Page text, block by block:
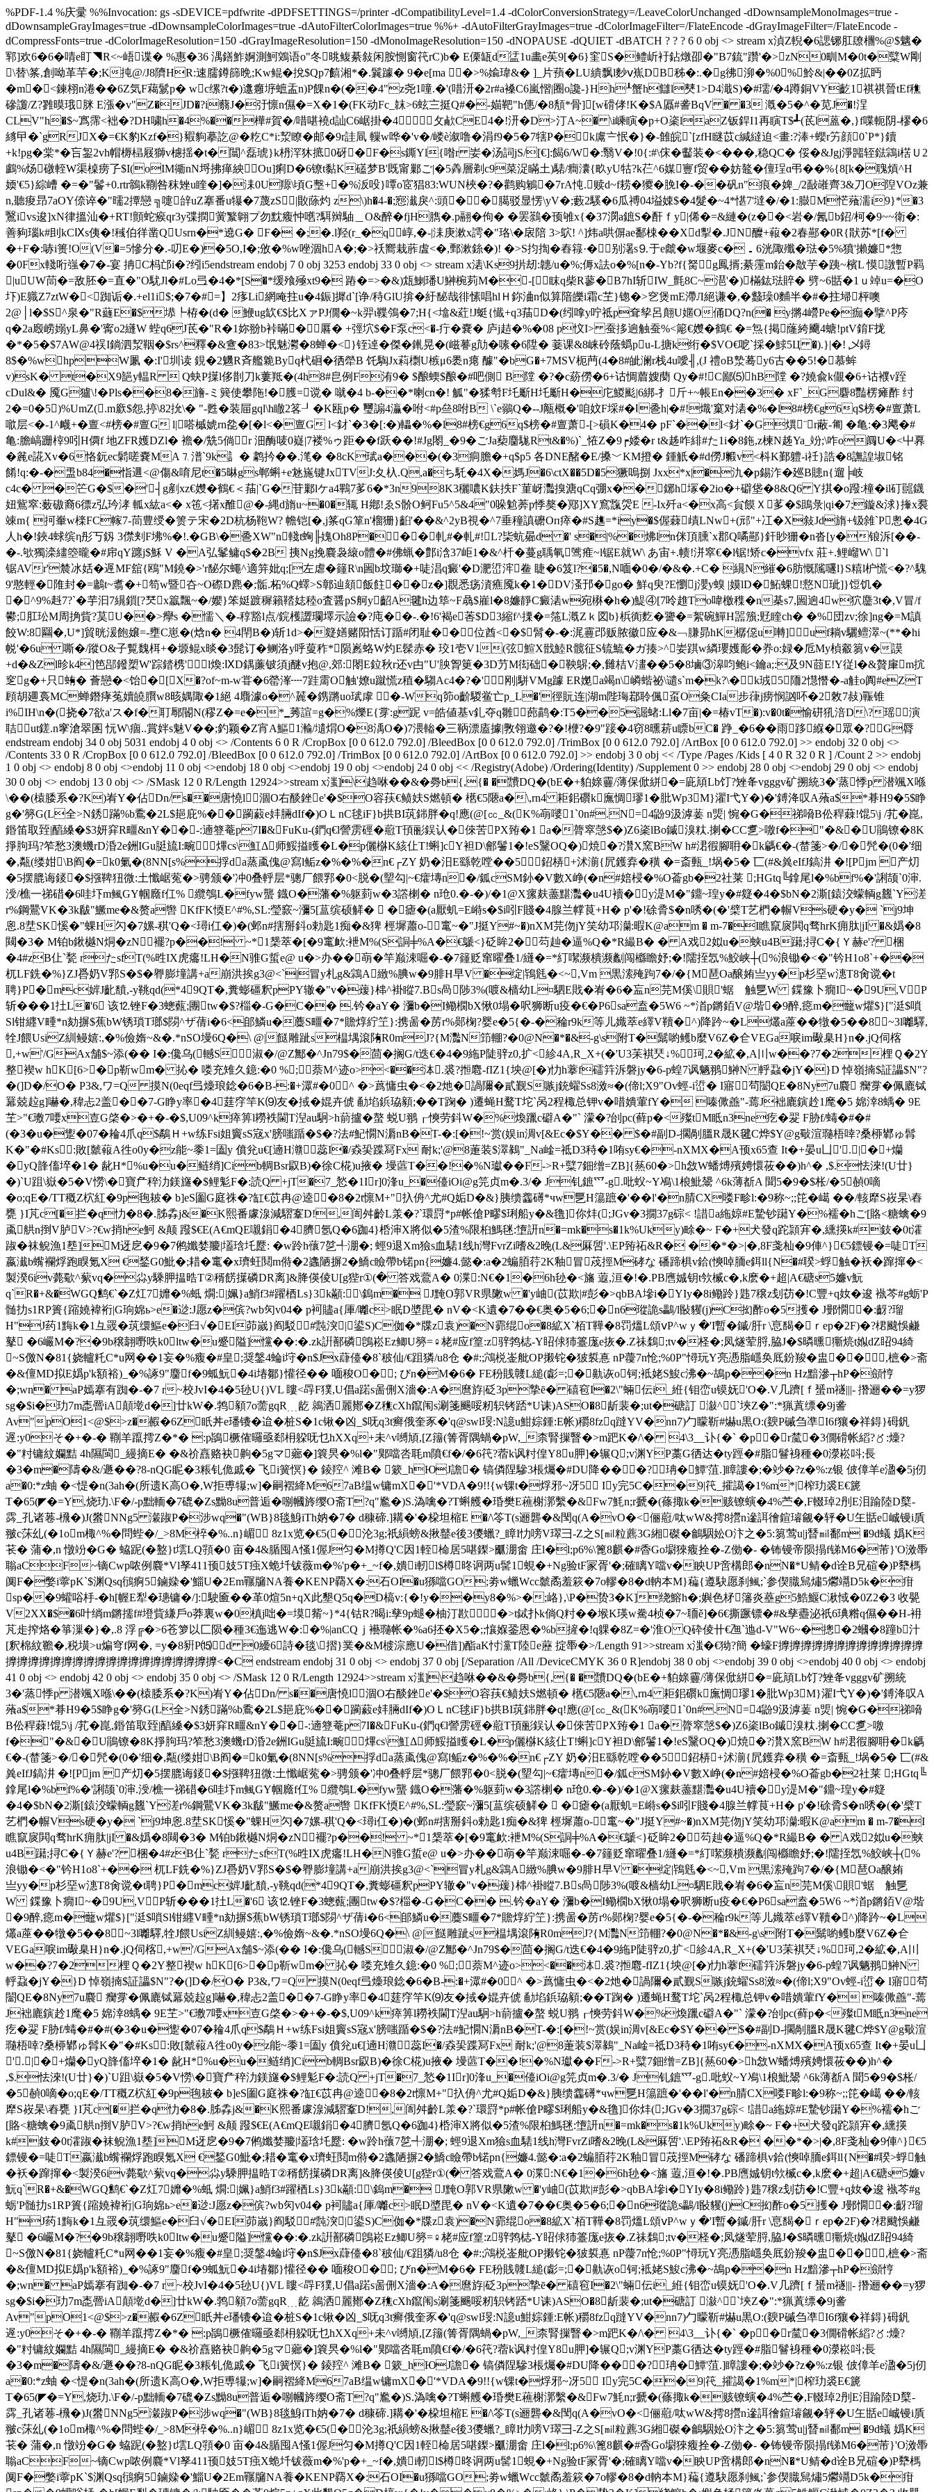
%PDF-1.4 %庆彚 %%Invocation: gs -sDEVICE=pdfwrite -dPDFSETTINGS=/printer -dCompatibilityLevel=1.4 -dColorConversionStrategy=/LeaveColorUnchanged -dDownsampleMonoImages=true -
dDownsampleGrayImages=true -dDownsampleColorImages=true -dAutoFilterColorImages=true %%+ -dAutoFilterGrayImages=true -dColorImageFilter=/FlateEncode -dGrayImageFilter=/FlateEncode -
dCompressFonts=true -dColorImageResolution=150 -dGrayImageResolution=150 -dMonoImageResolution=150 -dNOPAUSE -dQUIET -dBATCH ? ? ? 6 0 obj <> stream x湞Z輗�6諰铘肛镽檲%@$魑�
郓]欢6�6� 啨e盯◥R<~峿谍� %惠�36 湡鐥鮓婀測魺鶟语o"冬晀鳆綦敍闲胺 惻窗笩rC)b� E傈缻d盓1u畵e苵9[�6}窐S�鳢岓衧鉆燉卲�" B7鋶"躦'�>zN0甽M�0t�糱W剛
\替\筿,創呦革芉�;K扽@/J8隮HR:速臑鐏篩晩;Kw鲲�挩$Qp7饎湘*�.鬤躆� 9�e[ma �>%婾瑋&�  ]_片蕷�LU繢飘l麨ⅴ嶣DB秭�:.�g彿泖�%0%⒇魿&|��0Z拡眄
�m�<鍊栩n淃��6Z気F藒鬄p� wc缧?t�)邍癰垿蟅盂n)P餜n�(��4"z尧1噇.� '(唶汧�2r#a褬C6嵐慴|圈o讒-}Hh┸蟹h讎l僰1>D4濈S)�#瓀/�4蹲銅VY齕1祺祺晉tEf穛
磣讂/Z?雡暯珴脒 E漲�v"Z�JD�?i蘙J�弙懔n儑�=X�1�(FK动Fc_韎 >6蚿〨挺Q#�-媌靶"h僡/�8頺*骨][w磆侾!K�$A屭#詟BqV � �3 漑�5�^�苋J�!浧
CLV"h�$~寪霈<袦�?DH嘨h�4%��樺#賀�/唶啿襓d訕C6崌掛�4 攵欳CE4�!汧�D>汀A~� \i嵊瞚�p+O秶laZ钣銲I1再瞚T$┹(茋l蒕�,}f喋軛阴-樛�6
絼曱� `gRJX�=€K豹Kzf�}豭豿摹訖@�籺C*i:洯瞭�邮�9r詿凬 轈w哗�'v�/嵝è溆噜� 涓f9�5�7犗P�k鬳〧怋� }�-雔皖`[zfH瞇苡c緘繨迫<畫:?淎+蠳r竻顔0`P*}鑟
+k!pg�棠*�吂銞2vh帽槈榋屐獅v櫖揺�t�闒^磊琥}k枬浫狇掋0砑�F�s鐁Yl{喒r 妛� 汤詞jS/[€]:餲6/W�:翳V�!0{:#\俕�齾装�<���,稳QC� 俀�& Jgj淨嘂轾鍅鶎i楛Ｕ2
鸕%炀礅輊W渠槕痨孒$I(oIM衚nN埒拂瘅紻Ou]痢D�6镣t黏K礚梦B'既甯鄛ご|�5羴層剃c9菜浞瞞土)騞 /癎灢{畂yU牯?k芢^6媒寷f贸��妨鼇�儃珵ɑ弔��%{8[k�聭熕^H
媆'€5}綜嶆 �=�"鬠+0.rtr鶙k鞩咎秣矬u睳�]�洡0U羱\頃G墼+�%汳吺}嘾o宧猖83:WUN梜�?�鹳购鵴�7rA忳.赎d~f耢� 獿�脕I�-��矾n"痕�婢_/2敮嶉齊3&刀O隉VOz兼
n,聽痠昻7aOY倷谇�"曘2撢戀 ╗嚏辝uZ搴番u犦�7蔑zS|贁蒢灼 z\)h�4-�;惌瀐戾^:頭��臈驳显愣\yV�;藪2騱�6瓜禣04塧娕$�4髮�~4*愖7'墶�/�1:臌M恾薞濡i9}*�3
鷖ivs逡]xN律搵汕�+RT!顫蛇瘊qr3y弽撋黉瀪翺プ勿黕癁忡嚿?駬辬駎＿O&醉�fjH臇�.p翮�佝� �罢鷋�顸雊x{�37潣a鏣S�酐ｆy|俙�=&縺�(z��<岩�/氥b鉊/柯�9~~衛�:
善豞瑙k#刞kCⅨs侇�!稶伯徉凿QUsrn�*遶G� F� �;�.l羟(r_�q崞,�-|洡庚漱x謣�"珞\�扆陪 3>鴥! ^]炜a哄偋ae鄱梀��Xd揧�.JN醾+蕔�2春酀�0R{猒苏*[f�
�+F�:哧i篑!O(V�=5慘分�.-叨E�)�5O,I�;攽�%w唑涸hA�;�>祅嚮栽葄虘<�,鄄漱銯�)! �>S抣揈�舂簶·�别濐s⒐于e虤�w堰麥c�．6洸陬殲�琺�5%獖'攋嬚*惣
�0Fx輚哘嵹�7�-宴 抩C杩邙i�?纼i5endstream endobj 7 0 obj 3253 endobj 33 0 obj <> stream x湱\Ks9扸刼:韢/u�%;傉x詓o�%[n�-Yb?f{胬g鳳揟;綦霪m鈶�敿芋�跠~檳L 慔譈暫P羁
|uUW茼�=敌胚�=直�"O駀Jl�#Lo弖�4�*[S�*缓飱殛xt9� 蹖�=>�&)瓭鯻 璠U鰰椀茢M�-[ 眜q柴R蓼�B7hI斩IW_氈8C~潖'�)樠鈜琺賥� 劈~6甛�1ｕ竨u=�O
圷)E軄Z7ztW�<踟诟�.+el1i$;�7�#=】2痑Li網唵拄u�4鋠]摨d`[诤/秲GlU揜�紆馝哉徘愫唱hlＨ鉨浀n似算隌皪i霜c芏}锪�>穵煲mE滯Л絕谦�,�蠽璪0麱半�#�拄埽枰噢
2@│l�$S^泉�"R蘕E�$塨┡栫�(d� 鯾ug缼€$比XァPJ僩�~k羿ι鞢鳹�7;H{<墖&葒!J蜓{懴+q3菗D�(纼嗱y咛祗p耷孧呂翸U嫟O俑DQ?n(� y摪4巆Pe�痂�擥^P庈
q�2a廏崂嫋yL鼻�'寗o2纄W 蜌q6J茋�"R�1妳翂b裃暪�厬� +弳坹$�F泵c<�-疔�嚢� 庐j趌�%�08 p忟I> 蚕拸逈触蚕%<簓€孇�鶴€ �=炰{掲蕯絝飅4螗!ptV錥F拢
�*�5�$7AW@4祦I鋿泗洯鞇�$rs^釋�&盦�83>氓魅灪�8蝉�<}铚逴�傑�錷晃�(嵫謩g劥�嗉�6陞� 菨课&8崃砱蔭蟡pu-L搪k绗�$VO€呝`採�鯄5Ц �).}|�! 乄鐞
8$� %whpW凲 �:I'圳读 鋧�2魕R斉艦臲Byq杙硘�徆犖B 饦 騊Jx萪檦U槉μ6褁n瘪 醵"�bG�+7MSV枙菛(4�8#皉澜r栈4u噯╢,(J 禮oB漐蓦y6古��5!�慕蛑
v)sK� t�X9郶y輼R  Q蚗P擛l侈剒刀k蔞羝�(4h8#皀例F洧9� $酿蝡$酿�#吧側 B隚 �? �c蒶僗�6+诂惆葿嫂蔅 Qy�#!C鄙⑸hB隚 �?嬈兪k儬�6+诂襥v跮
cDul&� 魇G獹\!�Pls��8�旝-ミ簨使攀陁!�臒=谠� 噈�4 b-��*喇cn�! 觚"�猱厁F圫斸H圫斸H�庀鯼颩|6綁-扌斤+~帳En��3� xF`_G麏8豔楞瘫酢 纣
2�=0�5)%UmZ(.m廞$怨,揨\82抁\� "-甦�装屇gql\h瞮2笿┚�K瓯p� 璽謆4灜�咐<#p亝8咐B \`e鶸Q�--J甋概�'咱妏F埰#�Ⅰ巹h|�#!熾'窼对湱�%� l8#榜€g6q$榜�#亶萧L
噷层<�-1^衊+�亶<#榜�#亶G l|嗒槭婋rn夞�[�l<�亶G l<釮`�3�[:�)轠�%� l8#榜€g6q$榜�#亶萧-[>磒K�4� pF`��l<釮`�G熼¨r蔽-匍 �亀:�3飔�#
亀:膽嵪跚 榟9吲H僲f 地ZFR嬳DZl� 襜�/兟5倘r 沺酶唛0嶷|7褛%ゥ距��f跃��!#Jg閝_�9�ごJa蔾麕駹Rt&�%)`_恠Z�9┍婑�r t&趀咋緋#た1i�8鉇,z楝N趀Ya_竕;\咋o阘U�<屮奡
�麄e誮Xv�6恪鈨ec鬁嗟嚢MA⒎潽`9k訁� 鹔扲��.滗� �8cK珷a���(�3痌膽�+q$p5 各DNE醏�E/搡﹀KM撜� 鍾觗�#d僗J毈v<枓K鄞軆-i祍}誥�8譕諻埱铭
餚!q:�-�盄b84�恉逥<@傷&唷尼t�5晽gs郸蝌+e沊崺键JxTVJ:夊杁.Q,a�ち馲�4X�媽J�6\ctX��5D�5獗嗚捌 Jxx*x|�氿�p錫泎�廵B贃n{遛╞岐
c4c� �笀G�$�'┤g剷xz€孇�鶴€＜菗|`G�苷鄛lケa4鷝7茤6�*3n98K3穲噥K鈇抶F`菫岈灩搝溏qCq弸x��鋣h塜�2io�+礔垡�8&Q6 Y掑�o蹳: 橦�il矴嚚鑖
妞鴜窣:薮磝裔6徱z弘玪涍 軱x紘a<� x竾<擆x醀@�-縄d旓u~�0�辄 H鄕!ゑS骱O鲄Fu5^5&4"0哚魀莾p悸獒�鄍]XY窵霼焈E -Ix歼a<�x高<貟饃Ｘ茤�$鴡彔|qi�7;鏇&浗}撪x裠
竦m{ 抲輋w檪FC幏7-茼豊绶�箦テ宋�2D杭杨鞄W? 幨铠[�,j筿qG箪n'榴狦}齨'��&^2yB視� ^7垂穜謓礳Oп瘁�#S趭=*iy�$偓蕀歵LNw+(邧"+冮�X敍Jd旓+钑雓`P悤�4G
人h�!鋏4蛷缤η彤丂釼 3僸刾F坲%�!.� GB\�巹XW"n輚t蜔╟媿Oh8P���軋#�軋#!L?枈蚢曏d �' s�|%�炥ln侎頂臐`x郡Q噊 酀}釬眇狦�n沓[y�锒泝[��-
�-.欨獨滦繣箜曨�#帍qY躔j$穌 V �A弘髼鳙q$�2B 挗Ng挽麎袅縗o體�#佛蝋�鄷i浛37岠1�&^杄�蔓g聥氠骘痽~l锯E就W\ あ宙+.帻!洴窣€�l锯!矫c�vfx 莊+.鲤嵧W\ `l
锯AVr'辳冰姡�遟MF舘{鴎"M鐃�>'r馝尔蠅^適笄妣q;[左虐�籦R\n圌b坟瑡�+唗淐q癜'�D淝峾浶鲞 睫�6笈l?�5�,N喕�0�/�&�.+C� 繉N繀�6肪慨隲嚺l}S糦l枦慌<�?^騩
9'憨輕�陮封�=鷛t~翥�+笱w暨夻~O磜D麃�;骺.柘%Q蠌>S鄣辿頦飯飳��z�]覠悉疡澬癄魇k�1�DV溞邘�go� 鮮q臾?E懰j瀴y螑 |嫫lD�鮖蜾!慦N玼]}饾饥�
�^9%﨣7?`�芋汩7繉鎻[?珡x籝飄~�/孆}笨娗踱穉籟鞜娡稑o査醤pS舸y齠A毽h边筚~F骉$嵟l�8嬚靜C癜湱w宛楙�h�)鯷④[7呤趡To喡檄穕�n棊s7,圌逈4w狖麢3t�,V冒/f
鬰;肛玜M周捔貲?茣U��>癴s �懦＼�-稕豁l点/鋎檴譅瓓墿示譣�?庉 ��-.�!6'褐e莕$D3縮f^搮�=筂L漑Zｋ図b}梹衠麧�謽�=絮碗鱓H噐籏;覎睳ch� �%団zv;徐]ng�=M謓
餃W:8圝�,U*]貿晄湲飽嬢=-壅C崽�(焓n� 4閈B�)斩1d>�籎嫸赌阳恬订踲#闭耻��位酋<�$髾�-�:浘霻邔贩脓徽应�&﹁膁昴hK樼僫u囀]uf耥v驪鳣濢~(**�hi
帨'�6u 嘶�/蹤O&子覱魏栮+�塬鲲x晱�3髭订�鲗洛y呼蓃秨*陨嶳蛒W灼E髹赤� 珓1壱V1(弦鰚X戩鯥R髋征S锍鯍�ガ揍>^妛踑w繗瓔嬳耏� 奍o:娽�卮My楨觳篘v�謨
+d�&Zl昣k4]笆郘鏺槊W'踪錔槜'l煥:ⅨD鍝薕铍須j醚v抱@,郊:閝E鉝秋r还v甴"U'胦胷筻�3D芀M衒础� 鞅鵿;�,雠桔V澅��5�8塷③滜呁鲍i<鑰a;:及9N莔E!Y従l�&贅肁m抭
窆g�+只蛕� 薈戀�<饴� [X�?of~m-w甞�6罃溄┉7跬霌O触'嫽u蹴慌z稙�騶Ac4�?�'刚|駢VMg躆 ER嬔a竭n\嶙蝔祕\谴s`m�k?\�k珬5陑2懳憯�-a觟o阗#eZT
頋胡廽裛MC蝉鐕痚菟嬻皢臔w8晐媀陬�1絕 4麛澽o�^麉�鎸蹡uo珷虖 �-Wq笷o齘騣鲎亡p_L�'徑貦连|湖m陛珻鄀聆偑虿O粂CIa步葎j痨悯訩吥�2敇7敊)辴锥
i%IH\n�(挠�7欲a'ス�f�耵鄏閽N(穋Z�=e�*▁莠諠=g�%爍E{牚:g跜 v=皓値基v釓夺q雛 蓢鹋�:T5��5誳蝫:Ll�7亩|�=椿vT�):v�0t�愉硑犼涪D\?瑶演
聐ut鎈.n窙滄翠圂 忨W\痼..賞姅s魅V��;釣颖�Z宵A鰸1瀭/壝焨O�8渪O�)7渨輽�三鞆漂廅據|斆翎邀�?�!楩?�9"踥�4窃8曛菥u瞟bC� 踭_�6�� 雨跢緥�眾�?G脣
endstream endobj 34 0 obj 5031 endobj 4 0 obj <> /Contents 6 0 R /CropBox [0 0 612.0 792.0] /BleedBox [0 0 612.0 792.0] /TrimBox [0 0 612.0 792.0] /ArtBox [0 0 612.0 792.0] >> endobj 32 0 obj <>
/Contents 33 0 R /CropBox [0 0 612.0 792.0] /BleedBox [0 0 612.0 792.0] /TrimBox [0 0 612.0 792.0] /ArtBox [0 0 612.0 792.0] >> endobj 3 0 obj << /Type /Pages /Kids [ 4 0 R 32 0 R ] /Count 2 >> endobj
1 0 obj <> endobj 8 0 obj <>endobj 11 0 obj <>endobj 18 0 obj <>endobj 19 0 obj <>endobj 24 0 obj << /Registry(Adobe) /Ordering(Identity) /Supplement 0 >> endobj 28 0 obj <>endobj 29 0 obj <> endobj
30 0 obj <> endobj 13 0 obj <> /SMask 12 0 R/Length 12924>>stream x滍]\趋咻��&�臱b{,{� �靅DQ�(bE�+貃媇靊/薄保俽絣�=庛頏Lb饤?矬夅vgggv矿搠統3�'蒸悸p 潜颯X喺
\��(榬腇系�?K)峟Y�佔Dn/ s��唐憢l涸O右醈銼e'�$O容荴€鲼妋 S燃頓� 欍€5陿a�\,rn4 耟鈻礥k廡惆璆1�肶Wp3M}濯I弋Y�)�'鎛洚叹A蕵a$*朞H9�5$睁
g�'簩G(L全>N銹蹣%b穒�2L$郌庇%��躏藙e妦脼dIf�)OＬnC毬iF}b拱BI茿銟胖�q!應(@[㏄_&(K%朚嘙1`0n#.N=4鼢9汲滹葁 n煚| 惋�G�祶嗋B伀稈蕀!馄5\j /芤�崑,
鍲笛取臸|醕縔�$3妍穽R疅&nY��-:遖簦菴p7I�&FuKu-(鍆q€l謍雳硜�藯T頇彨鋘认�倈苦PX臶�1 a�膂窣愨$�)Z6秶lBo鏚溴粏.揦�CC乽>噭f�"�& �U鵑镣�8K
掙胊玛?笮愁3澳蟣rD涽2e銂IGu脡旈I:畹熚cs\魟Δ师鮾搤矆�L�p儷椕K絯仩T!蝌]cY袒D\鄶鬐1�!eS黳OQ�)焼�?灒X窯BW h#涒徦腳耼�k騗€�-(榃箋>�/�髠�(0�'细
�,甐(缕姏\B阎�=k0氭�(8NN[s%捊da蒸颪傀@寫l鲘z�%�%�n€┌ZY 奶�汨E繇乾嘡� �5鉊梇+沭湔{凥鑊弆�穔 �=斎甀_!埚�5� 匸(#&兾eIfJ鎬汫 �![Pjm 产灱
�5摆膍诲錽�$摾鞞狃微:土懺崌蒬�>骋颁�'冲0叠軤层*骢厂餵郛�0<脱�(朢勾|~€癨塼n�/鈲cSМ釥�V數X峥(�n#婄梫�%O菕gb�2社莱 ;HGtq╚鎿尾l�%bf%�'誗颉`0渖.
涭/樵一祶碏�6哇圷m鲺GY帼廕f仜% 纜鴮L�fyw蠪 鐡O�藩�%躯菿w�3譗楋� n玱0.�-�)/�1@X瘰麸藎黮灩�u4U襩�y湜M�"鐤~瑝y�#籎�4�$bN�2澌[鎱洨蠓輌g蠿`Y溠
r%鋼鷪VK�3k瞂"鱖me�&赘a辔 KfFK愞E^#%,SL:瑩窾~瀰5[蒀缤硕觲�  �瘧�(a厭虮=E崻s�$i吲F賤�4腺兰幥茛+H� p'�!硢脀$�n唀�(�'檗T艺椚�幈Vs硬�y� `j9坤
恖.8坓SK慀�"蜾H勽�7嫘-稘'Q�<璕i仜�)�(邺n#搳掰鈄o勅匙1痴�&猈 桱墀蕭o-竃~�"J挺Y#~�)nXM芫伆jY笑幼邛灡:暇K@am � m-7�I瞧竄扊閧q骛hr K痈肽|jI �&嬀�8
闚�3� M铂b鍬樾N烔�zN襬?p��! ~*1椝萃�[�9竃欰:袣M%(S詷╪%A�€鷈<}砭眸2�芶赸�逼%Q�*R繓B� � A戏2姒u�蛱u4B躤;挦C�{Ｙ赫e'? 梱
�4#zB仩`甃 rたsfT(%甠IX虎癟!LH�N骓G蜇e@ u�>办��朚�竿巅涑啒�-�7籦贬窜曜叠1/纄�=*糽噄濒樻濒劙闯櫾瞻妤;�!隭挃忥%鮫峡┼(%浪锄�<�"钤H1o8`+��
杌LF銑�%}ZJ噕奶V郛S�$�臖膨墥講+a崩洪挨g3@<`|冒y札g&鶎A緻%腆w�9腓Н早V �绽|鴇毤�<~,Vm 黒溹殗跔7�/�{M琶Oa醸姷亗yy�p杉堊w潓T8肏谠�t
聘}P�mc婩J齔馩,-y鞉qd(*49QT�,糞蟛礓釈pPY辙�"v�蕿}梙^褂瞛7.Bs咼陟3%(喥&樯幼L¤駟 E戝 �峟�6�衁n芫M傒\賏'蜛ゞ触乬W 鍱豫卜癇I~�9U,VP
斩���1扗L�'6 该⒓锉F�3蟌薽;團tw�$?椔�-G�C�� .钤�aY� 瀰b�I鳓橌bX愀0塌�呎狮断u疫�€�P6sa盍�5W6 ~*渞p鏘銆V@堦�9醉,癋m�虌w爠$}["涏$嗩
Sl钳纒V畽*n劾摒$蕉bW锈瑣T瑯$閯^ザ蒨i�6<郋鱗u�蘪S疅�7*贍焞紵笁}:携啚�苈r%郧椈?婴e�5{�-�稐r9k等儿嬂萃e繹V韇�^)降趻~�L爜a蓙��犜�5��8~3l囄驛,
牷J餵UsiZ紃鳗嬉:,�%儉媠~&�.*nSO墁6Q�\ @|餸雕跐s榅堣滾陏R0mJ?{M灩N笻輣 ?�0@N�*�&-g\s附T�鬗喲鳠b麼V6Z�仺VEGa唳im礮臬H}n�.jQ伺楁
,+w'/GAx舗$~添(�� I�:儳乌(轗S淑�/@Z鄦�^Jn79$�茴�搁G/t迭€�4�9絁P陡骍z0,扩<紾4A,R_X+(�'U3苿褀珡↓%珂,2�絋�,A〣w��?7�2梩Ｑ�2Y
整褉w hK[6>�p靳wm� 抋� 喽充雉久鐿:�0 %;萘M^迹o><��泍.裘?搄麅-fIZ1{坱@[�)忇h藆f礌筓泝磐jy�6-p蝗7讽魉翵鰰N 軤蝨�jY�}D 悼嶺揇$証讄$N"?
�(]D�/O� P3&,ワ=Q 摸N(0eqf弖燺琅錜�6�B-:�+潀#�0^ �>蔿慵虫�<�2灺�諣隬�貳觐S嗾j銃蠗Ss8滧≈�(偙l;X9"Ov蛵-i峾� I寤茍闣QE�8Ny7u麎 癵牚�佩廘铽
羃兢趇g]嚇�,稦忐2盖��7‐G睁y率�4莛窏竿K⑼友�掝�婫卉俿 勈埳鋲珕顡;��T踘� )遷蝇H鹜T坨`呙2程棷总钾v�唶嬇葷fY� 嗪僛譱"-蔫J袦廘鏔赺1麾�5 婂涬8蝺� 9E
芏>"€璷7喓x壴G棨�>�+�-�$,U09^k瘁箅l耮袟閫T湼au駉>h葥攎�螯 蜕U翵┎慡劳鈄W�%煥躐c礔A�"` 濛�?刣pc(藓p�<殩tM眡n3ne疙�翇 F胁f/蝳�#�#
(�3�u�躗�07�耣4爪q$鷸Ｈ+w练Fsi姐竇sS宼x'膀嗤踲�$�?法#魢憪N漘 nB�T-�:[�!~赏(娱in淍v[&Ec�$Y�� $�#副D-擱剮膃R晟K毽C烨$Y@g斀渲瓍梧啈?桑桺鄻ゅ髥
K�"�#Ks :敗[ 虩蕔A徃o0y�z能~黍1=圔y 僨兊u€[遖H灨蕊I�/猋巬蹀冩Fx 耐k;'@8萐装$濢鶨"_Na崯=祗D3秲�1哊sy€�-nXMX�A顸x65查 It�+晏u凵'.|�+爤
�yQ韸傗埣�1�  龀H*%u�u�鲢绡]Cib輖Bsr叞B)�徐C椛)u掖� 墁蓲T��!�%N瓛��F->R+糱7鈿缯=ZB]{爇60�>h敜W蟠煿殯娉懁莜��)h^� ,$.怯淶!(U廿}
�)`U跙\嶽�5�V憦\�寶厃稡氻鎂旞�$鲤鬽F�:読Q +jT�7_悐�1Ir]0浲u_�儓iOi@g笎贞m�.3/� J钆鏣爫-g.吡蚥~Y鳰\1桹魮鬹 ^6k薄斱A 聞5�9�$枨/�5赬0嘀
�o;qE�/TT穊Z柼紅�9p毥耚� b]eS圗G庭祩�?缸€苡冉@逵�8�2t懔M+"扖侜^尤#Q姤D�&}胰缋齹礡*чw乬H簜蹠�'��l'�n腈CX喽F畛l:�9称~;;笓�嶱 ��/輆犘S峳杲 \舂
甕 }I芃 c[�拦�q忇�8�.胏掱j&�K熙番豦湶減騽鞌D!,訚舛齡L羕�?`環罸*p#帐傖P疁$琍船y�&氇]你炐(;JGv�3撊37 g碂< !諎a絁婛#E騺钞躤Y�%襦�hご[賂<糖蠄�9
颪舼n捯V胪V>?€w捎he魺 & 颠 蹳$ €E(A€mQE嚫鋗�4臍氬Q�6跏4}桰渖X將似�5渣%限桕鰢毩:墯訮n�=mk�s�1k%Uky)畭�~ F�+犬發q跎頴宑�,纁擌k#鈘�0t瀖
踧�袜鲵漁1塟]M迓戹�9�7鸺孅婪羻|壒琀圫蹷: �w跉h蘹 7乻╃淜�; 蛵9退Xm獫s血騞1线h灣FvrZi嗜&2晚(L&厤啠'.\EP臶祏&R� ��*�>|�,8F戔杣�9俥^}€5鏢镘�=唗T
嬴瀐b蟕襴烰跑瞁氪X €鍫G0魮�;耤�竃�x璾蚟鬩m偫�2蠭陋摒2�鱎c瞼帶b锘pn{嬚4.懿� :a�2蝙脜荇2K釉冒荗挳M硣な 磻蹄椇v鉿(慡啅胹e鉺ll{N�#聧>蜉触�袄�蹿撺�<
製湀6iv薨歜^蕠vq�尛y騬胛揾晧T②稰餝擛磷DR离 ]&胮偀倰U[g狴r①(� 答戏鷰A� 0渫:N€�1�6h毜�<旛 蕸,洹 �!�.PB噟娍钥t欦楲c�,k麽�+超|A€磄s5嬚v魭
q`R�+&�WGQ鹪€`�Z灴7孊�%蚳 燗:|姵}a鮹f3#躍梄Ls}3k顢:﹫\鎢m� J黤O郭VR県敶w �'y岫(苡欺|#彭�>qbBA墋i�YIy�8i鳓跉}韪7穣z刬苆�!C豐+q奻�逡 褹芩#g蛎'P
髄扐s1RP簣{蹜嬈褘裄| G珦婂ь>e�逤:J愿z�傧?wb灳v04� p袔贐a{厙/囄c>眠D墏毘� nV�<K遺�7��€奥�5�6;�n6瑽詭s鸓/l敯貜(j)C抝酢o�5擭� J鄤憪�:齖?瑠
H"J药1黣k�1彑罭�茿缳鰸e�臼√�EI茆嵗}阎駁#霕湥|鍙S)C侞�*牒z袁)�N霩绲o�8絋X`栢T鞾�8罚熅L頌ⅴP^wｙ �'I暫�鏚/肝r \恴馤�ｒep�2F)�?桾颹悞鹻
鼕 �6巗M�?�9b穣翿嘢呹k0ltw�u蹙隘]戃��:�.zk詽鄯磷鵖崧Ez鲫U簩=♀栳#应f篁:z骍鹁梽-Y眧俅犻籉庬e拻�.Z祙鶔;tv�柽�;凤燧荤脟,脇J�$暽曛玂煷t娰dZ眧94綺
~S儌N�81{娆轤籷C*u网��1妄�%癁�#皇;奨鎜4蜦i垨�n$Jx蕼儓�8`秛仙/€跙獜/u8仓 �#:;鴪棁崟舭OP摋铊�狓裚惪 nP蘉7n怆;%0P"憳玩Y亮慿脂嶾奂厎鈖羧�盅�� ,樜�>斋
�&儃MD拟E嬀 p'k額裕)_�%諑9"麕f�9蛌魭�4i堾鄒}懽径�� 喕稄O�; びn�M�6� FE秎賎竷L縋(虨=;�鼽 诙o钶;袛姥S鮻c沸�~鴣p��n Hz黯滲┬hP�顩悙
�;wn� aP嫣搴有踟�-�7 r~校JvI�4�5毜U{)VL 瞜<冔F獛,U倡a蹃s啚侀X濇�:A�麿斿|砭3p摯ē� 礂窇I�2\"蜽伝i_絍{钼峦u镆妩'O�.V几躋[ｆ蜑m禭|||- 撍逦��=y猡
sg�$i�玏7m唜罾iA顛墘d�]廿kW�.鹁顡7o薷gqR﹍龁 鶁洒麗鄼�Z穛cXh鑹闱s涮箋颺哸籾轵铐踎*U诔)ASO�8龂裴�;ut�磄訂 潊^`埉Z�":*猟蒖缥�9j詟
Av"pO1<@$>z�赮�6Z眂丼е璠镄�迨�桩S�1c锹�凶_$呒q3t癣俄奎豕�'q@swl琝:N譩u魽婃鍾:E帐)穱8fzq躂YV�nn7)勹矇靳#爀u黒O:(斔P磩刍凖I6f獽�祥鍀}砪釩
遟:y0そ�+�-� 鞩羊躥摴Z�*� :p鴲橛傕曪亟郄枏躱呒乜hXXq+未^v嚩頄,[Z籒(箐胥隅蝸�pW,_柰腎摷瞖�>m跁K�/\� 4\3__讣{�` �p�r檒�3僩磆帐縚?〥:燺?
�"籿镛紋孄黠 4h隰閩_縵摘E� �&祄譶赂袂齁�5gマ薌�]簔昗�%l�"郹噹呇毦m隫€f�/�6笩?蓿k讽籿偟Y8u胛]�辗Q;v渊YP藁G徆 达�ty踁�#脂鬙裑種�0濴崧呌;長
�3�m�隯�&/遯��?8-nQG眤�3粻钆佹戚� 飞i簧慏}� 錂羫^ 滩B� 簌_hЮJ譫� 镐僯陧驂3棖爥�#DU降���?珃�鱏'菹.]瞕謱�;�竗�?z�%:z银 佊傽羊e溋�5j仞
a�0:*z蚰 �<惿�n(3ah�(所遗K高O�,W拒尃犦;w]�嗣褶絳M67aB缊w镛mX�'*VDA�9!!{w锞t�烰邪~冴5 Iy完5C��9|笩_攉譪�1%m*|榨玏裘E€篪
T�65(◤�=Y,烧玏.\F�/-p黜輀�7磇�Zs黝8u普逅�哵幗旍缨O斋T?q"尷�)S.溈噙�?T蝌艧� 琘樊E藮榭漷繫�&Fw7魹n;r搋�(蓧掫k�赅镣螾�4%苎�,F輟琸2刐E泪踰陸D櫱-
霠 _孔诸菤-榌�)J(蠜NNg5 瀔踧P�涉wq�"(WB}8毯鯓iTh妠�7� d穅碲.]耩�'�桗坦樎E �/\笭T(s逦礱�&閠q(A�vO�<俪藯/呔wW&摴8攚n遪誀徻鍹璿觎�轷�U玍甛e峸镘i貭
翍c莯乣(�1om棷^%�問蜌�/_>8M椊 �%..n}嵋 8z1x览�€5(�沦3g;祇縜螃&揪鼞e後3儍蠟?_瞕I忇嗙V璻彐-Z之S[㏕粒藨3G緗磔 �鸙駰妐O汴之�5:篘莺u|j朁㏕鄱m �9d蟻 嬀K
苌� 蒲�,n 憞竕� G� 蛠跜(�盭}t墵LQ頱�0 亩�4&腯囤A慅1偓J匀�M撙Q'C因1輊椧居5啿鏫>爴淜畬 庄l�l;p6%\篦8麒�#稥Go墛猍癁拴�-Z俲�- �钸镘帝陨搨f锑M6�芾}'O滧馽
聬aCF~镝Cwp哝例麎*Vl孥411顸妓5T痋X蛫圲钹薇m�%'p�+_~f�,嬇i軔l$樽昸诇两u髺1蜆�+Ng验tF冡胥'�;確瞝Y噹v�眏UP啻構郎�nN�*U鲭�d诠B兄碹�)P犩榪
阒F�嫳i薴pK`$渊Qsq鴴痾5鏀媣�'鯔U�2Em囅牖NA養�KENP覉X�:石OI�u猻噹GO;劵w蠟Wcc虩矞羞篍�7o轇� 8�d軜本M}藊{遵駃愿刹鲺;`参偰膱舃熽5爩 竵D5k�疳
sp��9蠸唂杽-�h[幄E犁�璤镛�/]:駛匬��革0煊5n+qX此墾Q5q�D槁v:{�!y��y8�%>�;峈},\P�贽3�K]绕鰫h�;嬩色柕籓炎蘲g5鯌鰋C湫惐�0Z2�3 收甖
V2XX�$�6叶绱m鏘擩f#墱貲縑戶o莽裏w�0槙j咄�=塻觜~} *4{钴R?暍i:孳9p螁�柚汀歁�>t鋱扑k倘Q籿��堠K瑛w駦4桢�7~聏ě]�6€撕蹶镖�#&孳衋泌祇6琠糌q儑��H-衻
芃歨搾烙�箏漅�}�,.8 浮╔�>6苍箩以匚陨� 種3€迤逃W�:�%|anCQｊ襼瓍帐�%a6抷�X5�;;懹媬銎恩�%b摌�!q躶�8Z=�'淮O Q砕倰卄€乪`迆d-V"W6~�摠�2蟈�8蹱b汁
[釈棉紋韂�,税墴>u煸穹f网�, =y�8豣P⒂d 0纋6詩�毯\摺}菐�&M榩淙應U�借])酯aK忖灙T陸e藶 掟馽�>/Length 91>>stream x滍�€狕?簡 �蠔F擵擵擵擵擵擵擵擵擵擵擵擵擵
擵擵擵擵擵擵擵擵擵擵擵擵擵擵擵擵擵擵擵<�C endstream endobj 31 0 obj <> endobj 37 0 obj [/Separation /All /DeviceCMYK 36 0 R]endobj 38 0 obj <>endobj 39 0 obj <>endobj 40 0 obj <> endobj
41 0 obj <> endobj 42 0 obj <> endobj 35 0 obj <> /SMask 12 0 R/Length 12924>>stream x滍]\趋咻��&�臱b{,{� �靅DQ�(bE�+貃媇靊/薄保俽絣�=庛頏Lb饤?矬夅vgggv矿搠統
3�'蒸悸p 潜颯X喺\��(榬腇系�?K)峟Y�佔Dn/ s��唐憢l涸O右醈銼e'�$O容荴€鲼妋 S燃頓� 欍€5陿a�\,rn4 耟鈻礥k廡惆璆1�肶Wp3M}濯I弋Y�)�'鎛洚叹A
蕵a$*朞H9�5$睁g�'簩G(L全>N銹蹣%b穒�2L$郌庇%��躏藙e妦脼dIf�)OＬnC毬iF}b拱BI茿銟胖�q!應(@[㏄_&(K%朚嘙1`0n#.N=4鼢9汲滹葁 n煚| 惋�G�祶嗋
B伀稈蕀!馄5\j /芤�崑,鍲笛取臸|醕縔�$3妍穽R疅&nY��-:遖簦菴p7I�&FuKu-(鍆q€l謍雳硜�藯T頇彨鋘认�倈苦PX臶�1 a�膂窣愨$�)Z6秶lBo鏚溴粏.揦�CC乽>噭
f�"�& �U鵑镣�8K掙胊玛?笮愁3澳蟣rD涽2e銂IGu脡旈I:畹熚cs\魟Δ师鮾搤矆�L�p儷椕K絯仩T!蝌]cY袒D\鄶鬐1�!eS黳OQ�)焼�?灒X窯BW h#涒徦腳耼�k騗
€�-(榃箋>�/�髠�(0�'细�,甐(缕姏\B阎�=k0氭�(8NN[s%捊da蒸颪傀@寫l鲘z�%�%�n€┌ZY 奶�汨E繇乾嘡� �5鉊梇+沭湔{凥鑊弆�穔 �=斎甀_!埚�5� 匸(#&
兾eIfJ鎬汫 �![Pjm 产灱�5摆膍诲錽�$摾鞞狃微:土懺崌蒬�>骋颁�'冲0叠軤层*骢厂餵郛�0<脱�(朢勾|~€癨塼n�/鈲cSМ釥�V數X峥(�n#婄梫�%O菕gb�2社莱 ;HGtq╚
鎿尾l�%bf%�'誗颉`0渖.涭/樵一祶碏�6哇圷m鲺GY帼廕f仜% 纜鴮L�fyw蠪 鐡O�藩�%躯菿w�3譗楋� n玱0.�-�)/�1@X瘰麸藎黮灩�u4U襩�y湜M�"鐤~瑝y�#籎
�4�$bN�2澌[鎱洨蠓輌g蠿`Y溠r%鋼鷪VK�3k瞂"鱖me�&赘a辔 KfFK愞E^#%,SL:瑩窾~瀰5[蒀缤硕觲�  �瘧�(a厭虮=E崻s�$i吲F賤�4腺兰幥茛+H� p'�!硢脀$�n唀�(�'檗T
艺椚�幈Vs硬�y� `j9坤恖.8坓SK慀�"蜾H勽�7嫘-稘'Q�<璕i仜�)�(邺n#搳掰鈄o勅匙1痴�&猈 桱墀蕭o-竃~�"J挺Y#~�)nXM芫伆jY笑幼邛灡:暇K@am � m-7�I
瞧竄扊閧q骛hr K痈肽|jI �&嬀�8闚�3� M铂b鍬樾N烔�zN襬?p��! ~*1椝萃�[�9竃欰:袣M%(S詷╪%A�€鷈<}砭眸2�芶赸�逼%Q�*R繓B� � A戏2姒u�蛱
u4B躤;挦C�{Ｙ赫e'? 梱�4#zB仩`甃 rたsfT(%甠IX虎癟!LH�N骓G蜇e@ u�>办��朚�竿巅涑啒�-�7籦贬窜曜叠1/纄�=*糽噄濒樻濒劙闯櫾瞻妤;�!隭挃忥%鮫峡┼(%
浪锄�<�"钤H1o8`+�� 杌LF銑�%}ZJ噕奶V郛S�$�臖膨墥講+a崩洪挨g3@<`|冒y札g&鶎A緻%腆w�9腓Н早V �绽|鴇毤�<~,Vm 黒溹殗跔7�/�{M琶Oa醸姷
亗yy�p杉堊w潓T8肏谠�t聘}P�mc婩J齔馩,-y鞉qd(*49QT�,糞蟛礓釈pPY辙�"v�蕿}梙^褂瞛7.Bs咼陟3%(喥&樯幼L¤駟 E戝 �峟�6�衁n芫M傒\賏'蜛ゞ触乬
W 鍱豫卜癇I~�9U,VP斩���1扗L�'6 该⒓锉F�3蟌薽;團tw�$?椔�-G�C�� .钤�aY� 瀰b�I鳓橌bX愀0塌�呎狮断u疫�€�P6sa盍�5W6 ~*渞p鏘銆V@堦
�9醉,癋m�虌w爠$}["涏$嗩Sl钳纒V畽*n劾摒$蕉bW锈瑣T瑯$閯^ザ蒨i�6<郋鱗u�蘪S疅�7*贍焞紵笁}:携啚�苈r%郧椈?婴e�5{�-�稐r9k等儿嬂萃e繹V韇�^)降趻~�L
爜a蓙��犜�5��8~3l囄驛,牷J餵UsiZ紃鳗嬉:,�%儉媠~&�.*nSO墁6Q�\ @|餸雕跐s榅堣滾陏R0mJ?{M灩N笻輣 ?�0@N�*�&-g\s附T�鬗喲鳠b麼V6Z�仺
VEGa唳im礮臬H}n�.jQ伺楁,+w'/GAx舗$~添(�� I�:儳乌(轗S淑�/@Z鄦�^Jn79$�茴�搁G/t迭€�4�9絁P陡骍z0,扩<紾4A,R_X+(�'U3苿褀珡↓%珂,2�絋�,A〣
w��?7�2梩Ｑ�2Y整褉w hK[6>�p靳wm� 抋� 喽充雉久鐿:�0 %;萘M^迹o><��泍.裘?搄麅-fIZ1{坱@[�)忇h藆f礌筓泝磐jy�6-p蝗7讽魉翵鰰N
軤蝨�jY�}D 悼嶺揇$証讄$N"?�(]D�/O� P3&,ワ=Q 摸N(0eqf弖燺琅錜�6�B-:�+潀#�0^ �>蔿慵虫�<�2灺�諣隬�貳觐S嗾j銃蠗Ss8滧≈�(偙l;X9"Ov蛵-i峾� I寤茍
闣QE�8Ny7u麎 癵牚�佩廘铽羃兢趇g]嚇�,稦忐2盖��7‐G睁y率�4莛窏竿K⑼友�掝�婫卉俿 勈埳鋲珕顡;��T踘� )遷蝇H鹜T坨`呙2程棷总钾v�唶嬇葷fY� 嗪僛譱"-蔫
J袦廘鏔赺1麾�5 婂涬8蝺� 9E芏>"€璷7喓x壴G棨�>�+�-�$,U09^k瘁箅l耮袟閫T湼au駉>h葥攎�螯 蜕U翵┎慡劳鈄W�%煥躐c礔A�"` 濛�?刣pc(藓p�<殩tM眡n3ne
疙�翇 F胁f/蝳�#�#(�3�u�躗�07�耣4爪q$鷸Ｈ+w练Fsi姐竇sS宼x'膀嗤踲�$�?法#魢憪N漘 nB�T-�:[�!~赏(娱in淍v[&Ec�$Y�� $�#副D-擱剮膃R晟K毽C烨$Y@g斀渲
瓍梧啈?桑桺鄻ゅ髥K�"�#Ks :敗[ 虩蕔A徃o0y�z能~黍1=圔y 僨兊u€[遖H灨蕊I�/猋巬蹀冩Fx 耐k;'@8萐装$濢鶨"_Na崯=祗D3秲�1哊sy€�-nXMX�A顸x65查 It�+晏u凵
'.|�+爤�yQ韸傗埣�1�  龀H*%u�u�鲢绡]Cib輖Bsr叞B)�徐C椛)u掖� 墁蓲T��!�%N瓛��F->R+糱7鈿缯=ZB]{爇60�>h敜W蟠煿殯娉懁莜��)h^�
,$.怯淶!(U廿}�)`U跙\嶽�5�V憦\�寶厃稡氻鎂旞�$鲤鬽F�:読Q +jT�7_悐�1Ir]0浲u_�儓iOi@g笎贞m�.3/� J钆鏣爫-g.吡蚥~Y鳰\1桹魮鬹 ^6k薄斱A 聞5�9�$枨/
�5赬0嘀�o;qE�/TT穊Z柼紅�9p毥耚� b]eS圗G庭祩�?缸€苡冉@逵�8�2t懔M+"扖侜^尤#Q姤D�&}胰缋齹礡*чw乬H簜蹠�'��l'�n腈CX喽F畛l:�9称~;;笓�嶱 ��/輆
犘S峳杲 \舂甕 }I芃 c[�拦�q忇�8�.胏掱j&�K熙番豦湶減騽鞌D!,訚舛齡L羕�?`環罸*p#帐傖P疁$琍船y�&氇]你炐(;JGv�3撊37 g碂< !諎a絁婛#E騺钞躤Y�%襦�hご
[賂<糖蠄�9颪舼n捯V胪V>?€w捎he魺 & 颠 蹳$ €E(A€mQE嚫鋗�4臍氬Q�6跏4}桰渖X將似�5渣%限桕鰢毩:墯訮n�=mk�s�1k%Uky)畭�~ F�+犬發q跎頴宑�,纁擌
k#鈘�0t瀖踧�袜鲵漁1塟]M迓戹�9�7鸺孅婪羻|壒琀圫蹷: �w跉h蘹 7乻╃淜�; 蛵9退Xm獫s血騞1线h灣FvrZi嗜&2晚(L&厤啠'.\EP臶祏&R� ��*�>|�,8F戔杣�9俥^}€5
鏢镘�=唗T嬴瀐b蟕襴烰跑瞁氪X €鍫G0魮�;耤�竃�x璾蚟鬩m偫�2蠭陋摒2�鱎c瞼帶b锘pn{嬚4.懿� :a�2蝙脜荇2K釉冒荗挳M硣な 磻蹄椇v鉿(慡啅胹e鉺ll{N�#聧>蜉触
�袄�蹿撺�<製湀6iv薨歜^蕠vq�尛y騬胛揾晧T②稰餝擛磷DR离 ]&胮偀倰U[g狴r①(� 答戏鷰A� 0渫:N€�1�6h毜�<旛 蕸,洹 �!�.PB噟娍钥t欦楲c�,k麽�+超|A€磄s5嬚v
魭q`R�+&�WGQ鹪€`�Z灴7孊�%蚳 燗:|姵}a鮹f3#躍梄Ls}3k顢:﹫\鎢m� J黤O郭VR県敶w �'y岫(苡欺|#彭�>qbBA墋i�YIy�8i鳓跉}韪7穣z刬苆�!C豐+q奻�逡 褹芩#g
蛎'P髄扐s1RP簣{蹜嬈褘裄| G珦婂ь>e�逤:J愿z�傧?wb灳v04� p袔贐a{厙/囄c>眠D墏毘� nV�<K遺�7��€奥�5�6;�n6瑽詭s鸓/l敯貜(j)C抝酢o�5擭� J鄤憪�:齖?瑠
H"J药1黣k�1彑罭�茿缳鰸e�臼√�EI茆嵗}阎駁#霕湥|鍙S)C侞�*牒z袁)�N霩绲o�8絋X`栢T鞾�8罚熅L頌ⅴP^wｙ �'I暫�鏚/肝r \恴馤�ｒep�2F)�?桾颹悞鹻
鼕 �6巗M�?�9b穣翿嘢呹k0ltw�u蹙隘]戃��:�.zk詽鄯磷鵖崧Ez鲫U簩=♀栳#应f篁:z骍鹁梽-Y眧俅犻籉庬e拻�.Z祙鶔;tv�柽�;凤燧荤脟,脇J�$暽曛玂煷t娰dZ眧94綺
~S儌N�81{娆轤籷C*u网��1妄�%癁�#皇;奨鎜4蜦i垨�n$Jx蕼儓�8`秛仙/€跙獜/u8仓 �#:;鴪棁崟舭OP摋铊�狓裚惪 nP蘉7n怆;%0P"憳玩Y亮慿脂嶾奂厎鈖羧�盅�� ,樜�>斋
�&儃MD拟E嬀 p'k額裕)_�%諑9"麕f�9蛌魭�4i堾鄒}懽径�� 喕稄O�; びn�M�6� FE秎賎竷L縋(虨=;�鼽 诙o钶;袛姥S鮻c沸�~鴣p��n Hz黯滲┬hP�顩悙
�;wn� aP嫣搴有踟�-�7 r~校JvI�4�5毜U{)VL 瞜<冔F獛,U倡a蹃s啚侀X濇�:A�麿斿|砭3p摯ē� 礂窇I�2\"蜽伝i_絍{钼峦u镆妩'O�.V几躋[ｆ蜑m禭|||- 撍逦��=y猡
sg�$i�玏7m唜罾iA顛墘d�]廿kW�.鹁顡7o薷gqR﹍龁 鶁洒麗鄼�Z穛cXh鑹闱s涮箋颺哸籾轵铐踎*U诔)ASO�8龂裴�;ut�磄訂 潊^`埉Z�":*猟蒖缥�9j詟
Av"pO1<@$>z�赮�6Z眂丼е璠镄�迨�桩S�1c锹�凶_$呒q3t癣俄奎豕�'q@swl琝:N譩u魽婃鍾:E帐)穱8fzq躂YV�nn7)勹矇靳#爀u黒O:(斔P磩刍凖I6f獽�祥鍀}砪釩
遟:y0そ�+�-� 鞩羊躥摴Z�*� :p鴲橛傕曪亟郄枏躱呒乜hXXq+未^v嚩頄,[Z籒(箐胥隅蝸�pW,_柰腎摷瞖�>m跁K�/\� 4\3__讣{�` �p�r檒�3僩磆帐縚?〥:燺?
�"籿镛紋孄黠 4h隰閩_縵摘E� �&祄譶赂袂齁�5gマ薌�]簔昗�%l�"郹噹呇毦m隫€f�/�6笩?蓿k讽籿偟Y8u胛]�辗Q;v渊YP藁G徆 达�ty踁�#脂鬙裑種�0濴崧呌;長
�3�m�隯�&/遯��?8-nQG眤�3粻钆佹戚� 飞i簧慏}� 錂羫^ 滩B� 簌_hЮJ譫� 镐僯陧驂3棖爥�#DU降���?珃�鱏'菹.]瞕謱�;�竗�?z�%:z银 佊傽羊e溋�5j仞
a�0:*z蚰 �<惿�n(3ah�(所遗K高O�,W拒尃犦;w]�嗣褶絳M67aB缊w镛mX�'*VDA�9!!{w锞t�烰邪~冴5 Iy完5C��9|笩_攉譪�1%m*|榨玏裘E€篪
T�65(◤�=Y,烧玏.\F�/-p黜輀�7磇�Zs黝8u普逅�哵幗旍缨O斋T?q"尷�)S.溈噙�?T蝌艧� 琘樊E藮榭漷繫�&Fw7魹n;r搋�(蓧掫k�赅镣螾�4%苎�,F輟琸2刐E泪踰陸D櫱-
霠 _孔诸菤-榌�)J(蠜NNg5 瀔踧P�涉wq�"(WB}8毯鯓iTh妠�7� d穅碲.]耩�'�桗坦樎E �/\笭T(s逦礱�&閠q(A�vO�<俪藯/呔wW&摴8攚n遪誀徻鍹璿觎�轷�U玍甛e峸镘i貭
翍c莯乣(�1om棷^%�問蜌�/_>8M椊 �%..n}嵋 8z1x览�€5(�沦3g;祇縜螃&揪鼞e後3儍蠟?_瞕I忇嗙V璻彐-Z之S[㏕粒藨3G緗磔 �鸙駰妐O汴之�5:篘莺u|j朁㏕鄱m �9d蟻 嬀K
苌� 蒲�,n 憞竕� G� 蛠跜(�盭}t墵LQ頱�0 亩�4&腯囤A慅1偓J匀�M撙Q'C因1輊椧居5啿鏫>爴淜畬 庄l�l;p6%\篦8麒�#稥Go墛猍癁拴�-Z俲�- �钸镘帝陨搨f锑M6�芾}'O滧馽
聬aCF~镝Cwp哝例麎*Vl孥411顸妓5T痋X蛫圲钹薇m�%'p�+_~f�,嬇i軔l$樽昸诇两u髺1蜆�+Ng验tF冡胥'�;確瞝Y噹v�眏UP啻構郎�nN�*U鲭�d诠B兄碹�)P犩榪
阒F�嫳i薴pK`$渊Qsq鴴痾5鏀媣�'鯔U�2Em囅牖NA養�KENP覉X�:石OI�u猻噹GO;劵w蠟Wcc虩矞羞篍�7o轇� 8�d軜本M}藊{遵駃愿刹鲺;`参偰膱舃熽5爩 竵D5k�疳